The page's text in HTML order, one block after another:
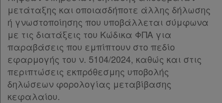
μετάταξης και οποιασδήποτε άλλης δήλωσης
ή γνωστοποίησης που υποβάλλεται σύμφωνα
με τις διατάξεις του Κώδικα ΦΠΑ για
παραβάσεις που εμπίπτουν στο πεδίο
εφαρμογής του ν. 5104/2024, καθώς και στις
περιπτώσεις εκπρόθεσμης υποβολής
δηλώσεων φορολογίας μεταβίβασης
κεφαλαίου.